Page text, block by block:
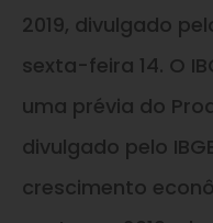
2019, divulgado
sexta-feira 14. O
uma prévia do
divulgado pelo
crescimento